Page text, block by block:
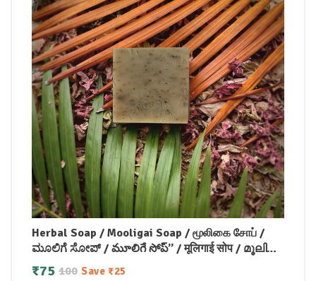
Herbal Soap / Mooligai Soap / மூலிகை சோப் /
ಮೂಲಿಗೆ ಸೋಪ್ / మూలిగే సోప్” / मूलिगाई सोप / മൂലിഗ
സോപ്പ്(100 GM)
100
₹75 Save ₹25